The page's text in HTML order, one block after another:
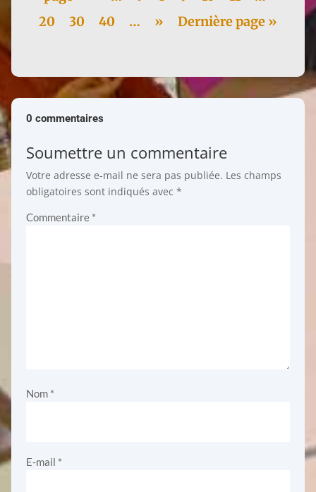
20
30 40 … » Dernière page »
0 commentaires
Soumettre un commentaire
Votre adresse e-mail ne sera pas publiée. Les champs
obligatoires sont indiqués avec *
Commentaire *
Nom *
E-mail *